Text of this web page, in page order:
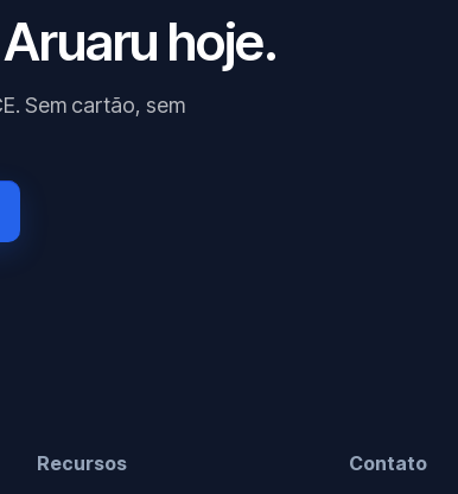
hoje.
Sem cartão, sem
Recursos Contato